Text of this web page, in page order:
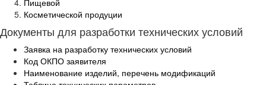
Пищевой
Косметической продуции
Документы для разработки технических условий
Заявка на разработку технических условий
Код ОКПО заявителя
Наименование изделий, перечень модификаций